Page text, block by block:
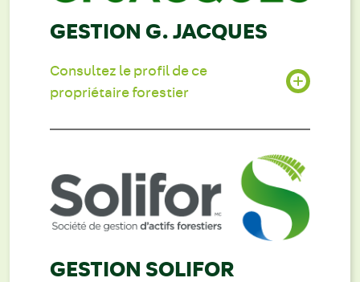
GESTION G. JACQUES
Consultez le profil de ce
propriétaire forestier
GESTION SOLIFOR